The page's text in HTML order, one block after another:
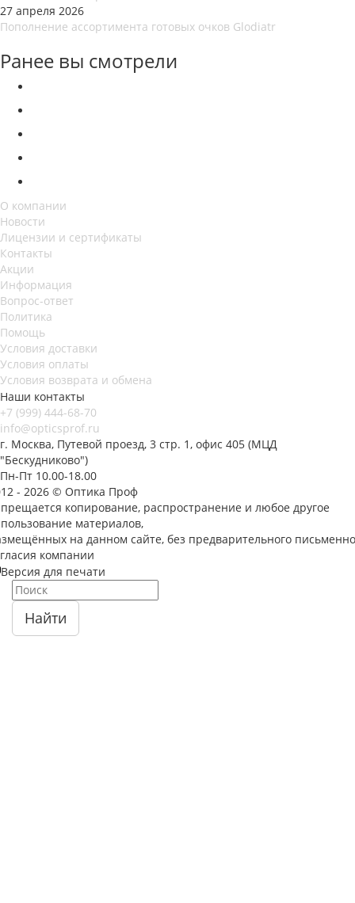
27 апреля 2026
Пополнение ассортимента готовых очков Glodiatr
Ранее вы смотрели
О компании
Новости
Лицензии и сертификаты
Контакты
Акции
Информация
Вопрос-ответ
Политика
Помощь
Условия доставки
Условия оплаты
Условия возврата и обмена
Наши контакты
+7 (999) 444-68-70
info@opticsprof.ru
г. Москва, Путевой проезд, 3 стр. 1, офис 405 (МЦД
"Бескудниково")
Пн-Пт 10.00-18.00
- 2026 © Оптика Проф
копирование, распространение и любое другое
материалов,
на данном сайте, без предварительного
компании
Версия для печати
Найти